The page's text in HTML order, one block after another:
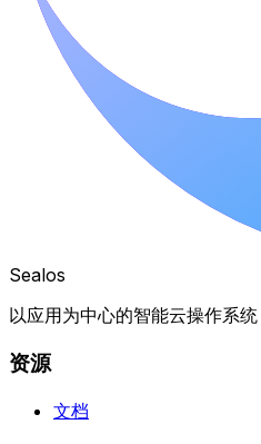
Sealos
以应用为中心的智能云操作系统
资源
文档